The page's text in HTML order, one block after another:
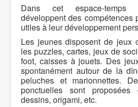
Dans cet espace-temps
développent des compétences
utiles à leur développement
Les jeunes disposent de jeux
les puzzles, cartes, jeux de
foot, caisses à jouets. Des
spontanément autour de la
peluches et marionnettes.
ponctuelles sont
dessins, origami, etc.